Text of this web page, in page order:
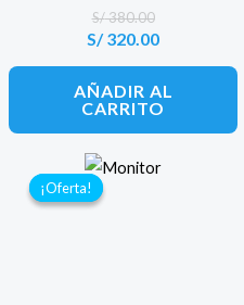
S/380.00
El
precio
original
era:
S/ 380.00.
S/320.00
El
precio
actual
es:
S/ 320.00.
AÑADIR AL
CARRITO
¡Oferta!
¡Oferta!